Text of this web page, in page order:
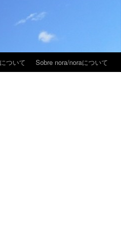
ついて Sobre nora/noraについて